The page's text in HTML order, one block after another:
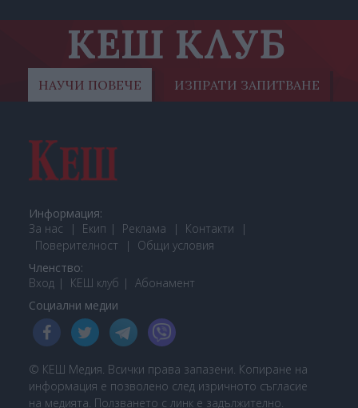
КЕШ КЛУБ
НАУЧИ ПОВЕЧЕ ИЗПРАТИ ЗАПИТВАНЕ
Информация:
За нас
Екип Реклама
Контакти
Поверителност
Общи условия
Членство:
Вход
КЕШ клуб Абонамент
Социални медии
© КЕШ Медия. Всички права запазени. Копиране на
информация е позволено след изричното съгласие
на медията. Ползването с линк е задължително.